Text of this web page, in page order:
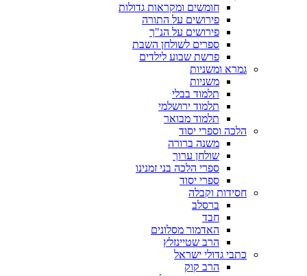
חומשים ומקראות גדולות
פירושים על התורה
פירושים על הנ"ך
ספרים לשולחן השבת
פרשת שבוע לילדים
גמרא ומשניות
משניות
תלמוד בבלי
תלמוד ירושלמי
תלמוד מבואר
הלכה וספרי יסוד
משנה ברורה
שולחן ערוך
ספרי הלכה בני זמנינו
ספרי יסוד
חסידות וקבלה
ברסלב
חבד
האדמור מסלונים
הרב שטיינזלץ
כתבי גדולי ישראל
הרב קוק